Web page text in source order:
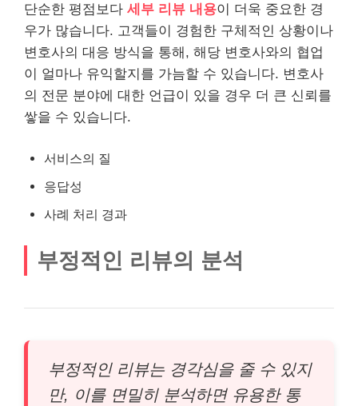
단순한 평점보다 세부 리뷰 내용이 더욱 중요한 경
우가 많습니다. 고객들이 경험한 구체적인 상황이나
변호사의 대응 방식을 통해, 해당 변호사와의 협업
이 얼마나 유익할지를 가늠할 수 있습니다. 변호사
의 전문 분야에 대한 언급이 있을 경우 더 큰 신뢰를
쌓을 수 있습니다.
서비스의 질
응답성
사례 처리 경과
부정적인 리뷰의 분석
부정적인 리뷰는 경각심을 줄 수 있지
만, 이를 면밀히 분석하면 유용한 통